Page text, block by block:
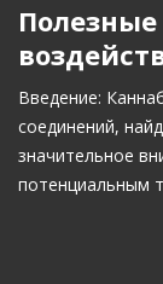
Введение:
соединений,
значительное
потенциальным